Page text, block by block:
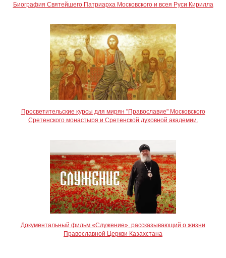
Биография Святейшего Патриарха Московского и всея Руси Кирилла
Просветительские курсы для мирян "Православие" Московского
Сретенского монастыря и Сретенской духовной академии.
Документальный фильм «Служение», рассказывающий о жизни
Православной Церкви Казахстана